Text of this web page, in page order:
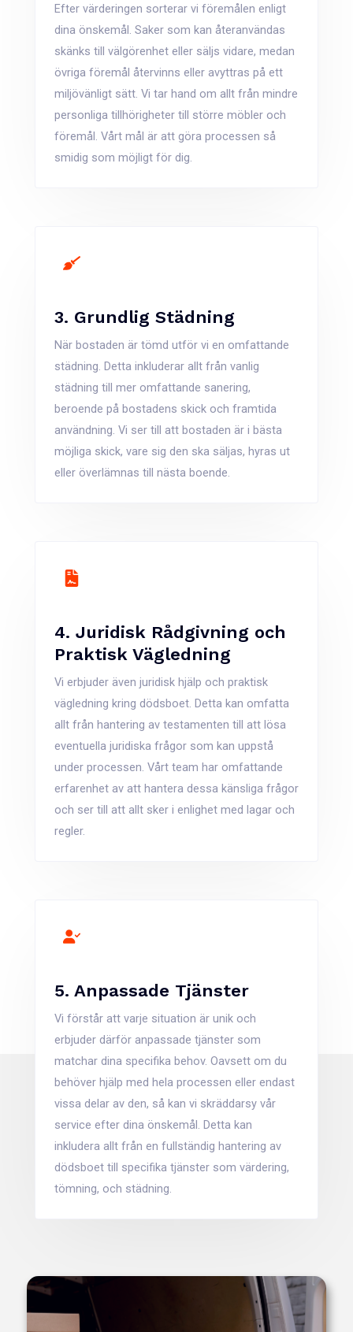
Efter värderingen sorterar vi föremålen enligt
dina önskemål. Saker som kan återanvändas
skänks till välgörenhet eller säljs vidare, medan
övriga föremål återvinns eller avyttras på ett
miljövänligt sätt. Vi tar hand om allt från mindre
personliga tillhörigheter till större möbler och
föremål. Vårt mål är att göra processen så
smidig som möjligt för dig.
3. Grundlig Städning
När bostaden är tömd utför vi en omfattande
städning. Detta inkluderar allt från vanlig
städning till mer omfattande sanering,
beroende på bostadens skick och framtida
användning. Vi ser till att bostaden är i bästa
möjliga skick, vare sig den ska säljas, hyras ut
eller överlämnas till nästa boende​.
4. Juridisk Rådgivning och
Praktisk Vägledning
Vi erbjuder även juridisk hjälp och praktisk
vägledning kring dödsboet. Detta kan omfatta
allt från hantering av testamenten till att lösa
eventuella juridiska frågor som kan uppstå
under processen. Vårt team har omfattande
erfarenhet av att hantera dessa känsliga frågor
och ser till att allt sker i enlighet med lagar och
regler.
5. Anpassade Tjänster
Vi förstår att varje situation är unik och
erbjuder därför anpassade tjänster som
matchar dina specifika behov. Oavsett om du
behöver hjälp med hela processen eller endast
vissa delar av den, så kan vi skräddarsy vår
service efter dina önskemål. Detta kan
inkludera allt från en fullständig hantering av
dödsboet till specifika tjänster som värdering,
tömning, och städning.